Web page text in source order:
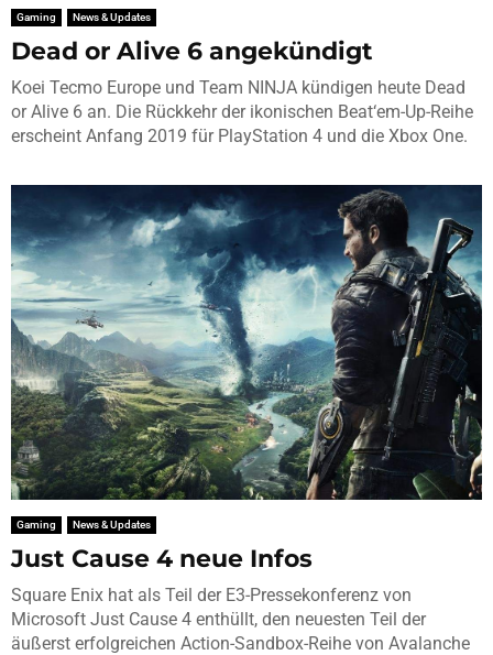
Gaming News & Updates
Dead or Alive 6 angekündigt
Koei Tecmo Europe und Team NINJA kündigen heute Dead
or Alive 6 an. Die Rückkehr der ikonischen Beat‘em-Up-Reihe
erscheint Anfang 2019 für PlayStation 4 und die Xbox One.
Gaming News & Updates
Just Cause 4 neue Infos
Square Enix hat als Teil der E3-Pressekonferenz von
Microsoft Just Cause 4 enthüllt, den neuesten Teil der
äußerst erfolgreichen Action-Sandbox-Reihe von Avalanche